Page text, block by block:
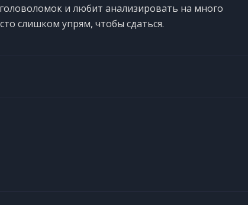
и любит анализировать на много
слишком упрям, чтобы сдаться.